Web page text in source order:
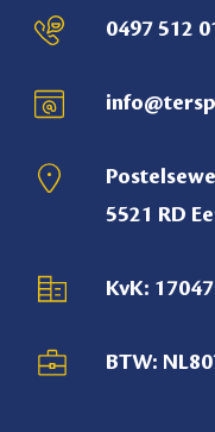
0497 512
5521 RD
KvK:
BTW: